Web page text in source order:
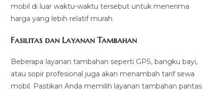
mobil di luar waktu-waktu tersebut untuk menerima
harga yang lebih relatif murah.
Fasilitas dan Layanan Tambahan
Beberapa layanan tambahan seperti GPS, bangku bayi,
atau sopir profesional juga akan menambah tarif sewa
mobil. Pastikan Anda memilih layanan tambahan pantas